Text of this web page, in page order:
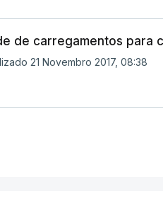
de carregamentos para
21 Novembro 2017, 08:38